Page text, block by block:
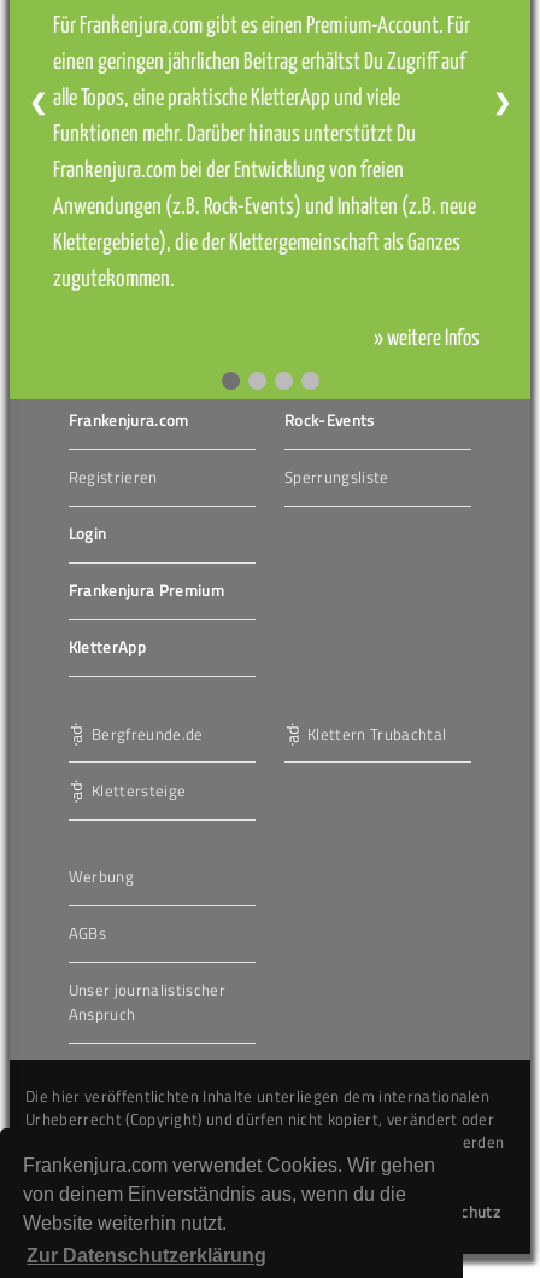
Frankenjura.com verwendet Cookies. Wir gehen
von deinem Einverständnis aus, wenn du die
Website weiterhin nutzt.
Zur Datenschutzerklärung
Für Frankenjura.com gibt es einen Premium-Account. Für
einen geringen jährlichen Beitrag erhältst Du Zugriff auf
alle Topos, eine praktische KletterApp und viele
Funktionen mehr. Darüber hinaus unterstützt Du
Frankenjura.com bei der Entwicklung von freien
Anwendungen (z.B. Rock-Events) und Inhalten (z.B. neue
Klettergebiete), die der Klettergemeinschaft als Ganzes
zugutekommen.
» weitere Infos
❮ ❯
Frankenjura.com
Registrieren
Login
Frankenjura Premium
KletterApp
Rock-Events
Sperrungsliste
Bergfreunde.de
Klettersteige
Klettern Trubachtal
Werbung
AGBs
Unser journalistischer
Anspruch
Die hier veröffentlichten Inhalte unterliegen dem internationalen
Urheberrecht (Copyright) und dürfen nicht kopiert, verändert oder
unverändert wiederveröffentlicht werden. Gegen Verstöße werden
wir auf juristischem Wege vorgehen.
Kontakt
Datenschutz